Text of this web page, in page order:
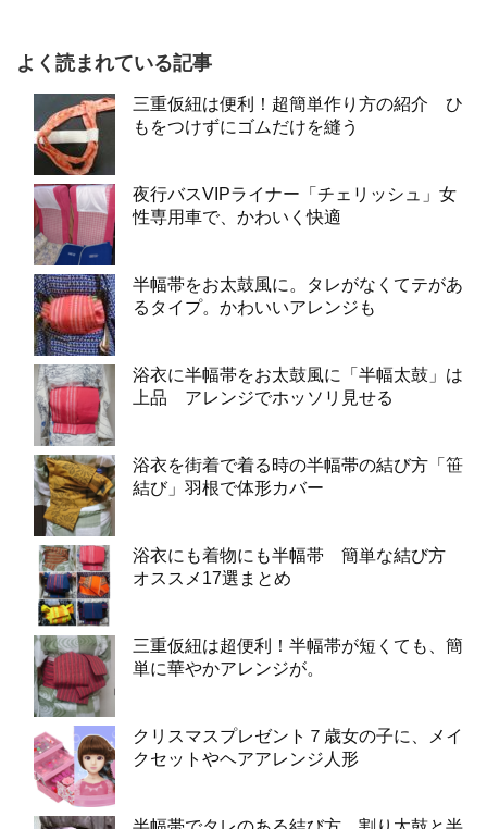
よく読まれている記事
三重仮紐は便利！超簡単作り方の紹介 ひ
もをつけずにゴムだけを縫う
夜行バスVIPライナー「チェリッシュ」女
性専用車で、かわいく快適
半幅帯をお太鼓風に。タレがなくてテがあ
るタイプ。かわいいアレンジも
浴衣に半幅帯をお太鼓風に「半幅太鼓」は
上品 アレンジでホッソリ見せる
浴衣を街着で着る時の半幅帯の結び方「笹
結び」羽根で体形カバー
浴衣にも着物にも半幅帯 簡単な結び方
オススメ17選まとめ
三重仮紐は超便利！半幅帯が短くても、簡
単に華やかアレンジが。
クリスマスプレゼント７歳女の子に、メイ
クセットやヘアアレンジ人形